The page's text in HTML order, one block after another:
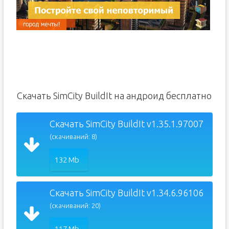
Скачать SimCity BuildIt на андроид бесплатно
Скачать SimCity BuildIt v1.35.1.97007
(скачиваний: 8)
132 Mb
Скачать SimCity BuildIt v1.34.6.96106
(скачиваний: 20)